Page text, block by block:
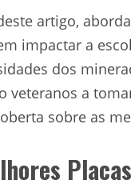
artigo,
impactar a
dos
veteranos a
sobre as